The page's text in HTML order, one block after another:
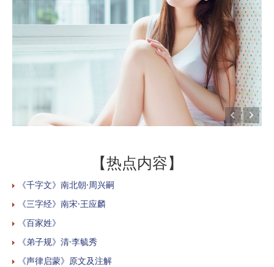
【热点内容】
《千字文》南北朝·周兴嗣
《三字经》南宋·王应麟
《百家姓》
《弟子规》清·李毓秀
《声律启蒙》原文及注解